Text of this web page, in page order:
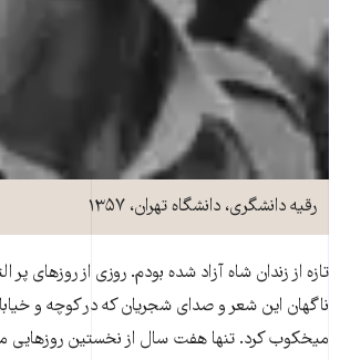
رقیه دانشگری،‌ دانشگاه تهران، ۱۳۵۷
تازه از زندان شاه آزاد شده بودم. روزی از روزهای پر
ناگهان این شعر و صدای شجریان که در کوچه و
میخکوب کرد. تنها هفت سال از نخستین